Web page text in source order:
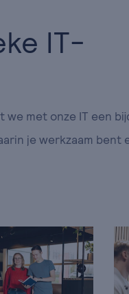
IT-
we met onze IT een
je werkzaam bent